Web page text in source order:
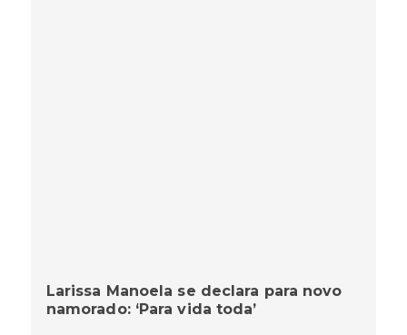
Larissa Manoela se declara para novo
namorado: ‘Para vida toda’